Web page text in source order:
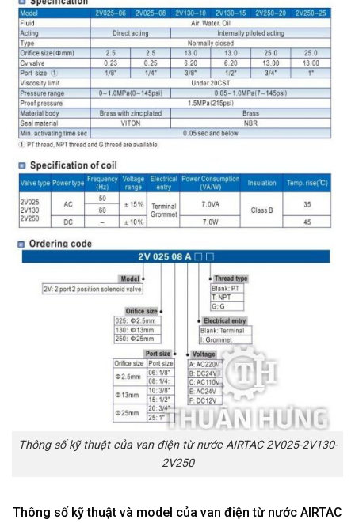
Thông số kỹ thuật của van điện từ nước AIRTAC 2V025-2V130-
2V250
Thông số kỹ thuật và model của van điện từ nước AIRTAC